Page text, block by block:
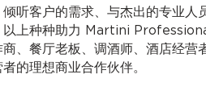
听客户的需求、与杰出的专业人
以上种种助力 Martini
、餐厅老板、调酒师、酒店经营
的理想商业合作伙伴。